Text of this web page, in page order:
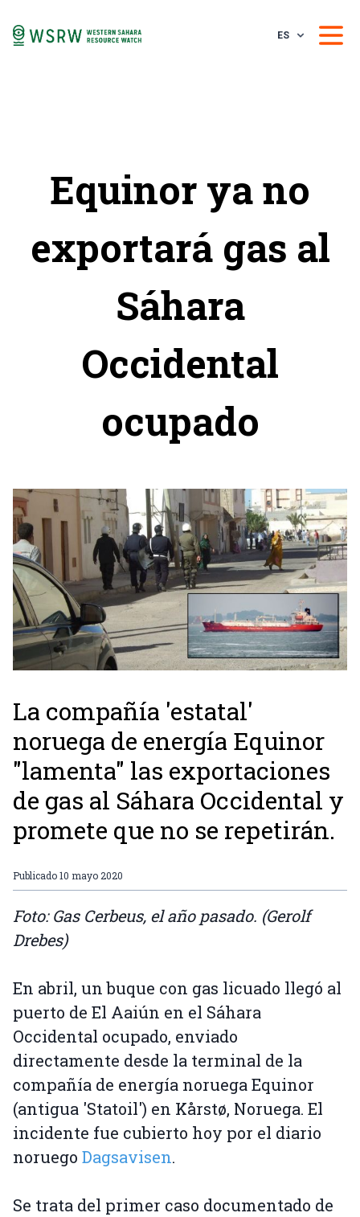
ES
Equinor ya no
exportará gas al
Sáhara
Occidental
ocupado
La compañía 'estatal'
noruega de energía Equinor
"lamenta" las exportaciones
de gas al Sáhara Occidental y
promete que no se repetirán.
Publicado10 mayo 2020
Foto: Gas Cerbeus, el año pasado. (Gerolf
Drebes)
En abril, un buque con gas licuado llegó al
puerto de El Aaiún en el Sáhara
Occidental ocupado, enviado
directamente desde la terminal de la
compañía de energía noruega Equinor
(antigua 'Statoil') en Kårstø, Noruega. El
incidente fue cubierto hoy por el diario
noruego Dagsavisen.
Se trata del primer caso documentado de